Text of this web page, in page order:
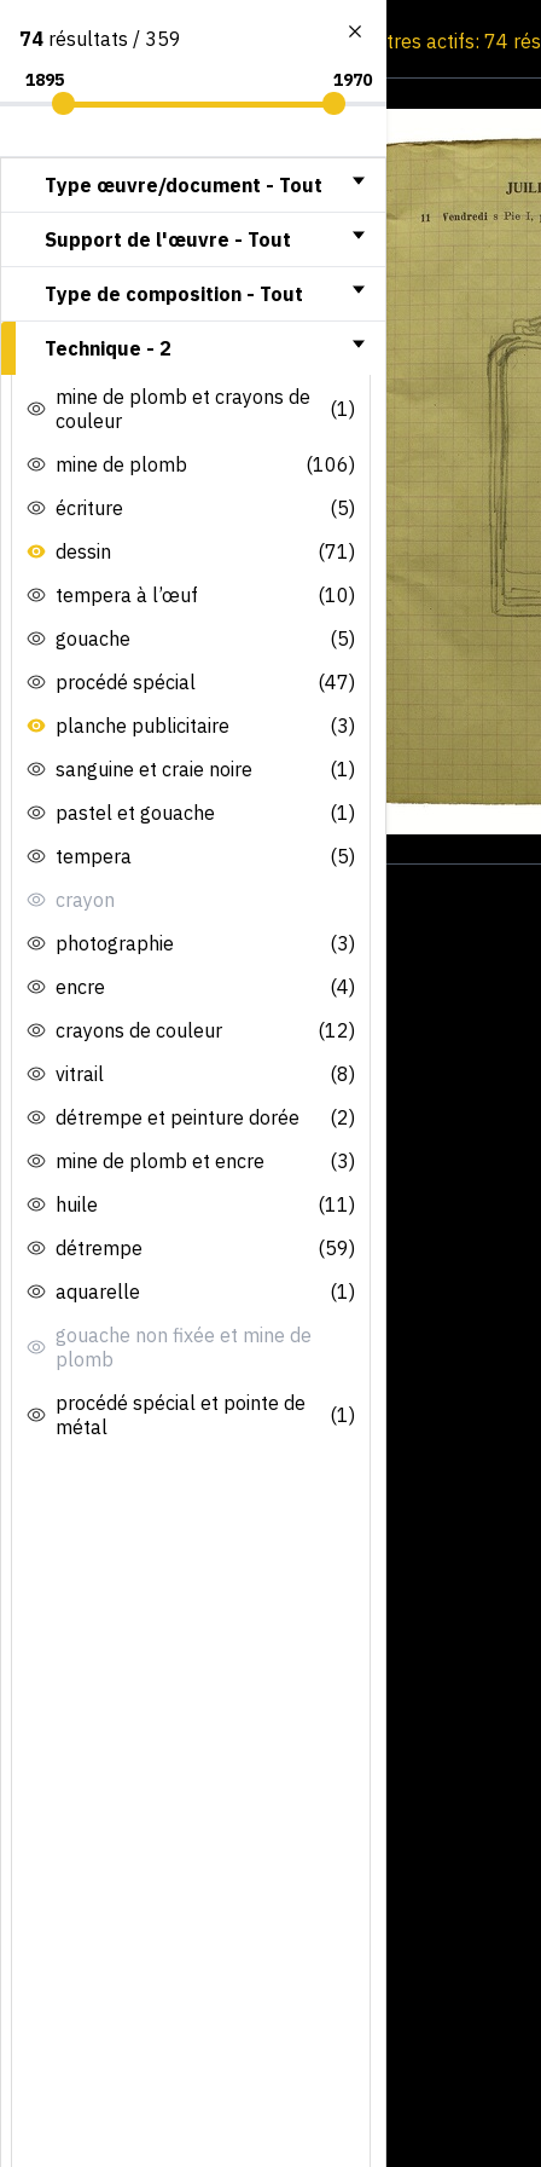
Consultation par image Filtres actifs: 74
74 résultats / 359
Type œuvre/document - Tout
Support de l'œuvre - Tout
Type de composition - Tout
Technique - 2
mine de plomb et crayons de
couleur
(1)
mine de plomb
(106)
écriture
(5)
dessin
(71)
tempera à l’œuf
(10)
gouache
(5)
procédé spécial
(47)
planche publicitaire
(3)
sanguine et craie noire
(1)
pastel et gouache
(1)
tempera
(5)
crayon
photographie
(3)
encre
(4)
crayons de couleur
(12)
vitrail
(8)
détrempe et peinture dorée
(2)
mine de plomb et encre
(3)
huile
(11)
détrempe
(59)
aquarelle
(1)
gouache non fixée et mine de
plomb
procédé spécial et pointe de
métal
(1)